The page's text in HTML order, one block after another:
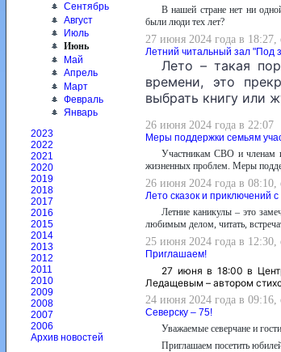
Сентябрь
Август
Июль
Июнь
Май
Апрель
Март
Февраль
Январь
2023
2022
2021
2020
2019
2018
2017
2016
2015
2014
2013
2012
2011
2010
2009
2008
2007
2006
Архив новостей
В нашей стране нет ни
были люди тех лет?
27 июня 2024 года в 18:27,
Летний читальный зал "Под
Лето – такая
времени, это
выбрать книгу или
26 июня 2024 года в 22:07
Меры поддержки семьям
Участникам СВО и членам
жизненных проблем. Меры
26 июня 2024 года в 08:10,
Лето сказок и приключений
Летние каникулы – это
любимым делом, читать,
25 июня 2024 года в 12:30,
Приглашаем!
27 июня в 18:00 в
Ледащевым – автором
24 июня 2024 года в 09:16,
Северску – 75!
Уважаемые северчане и
Приглашаем посетить